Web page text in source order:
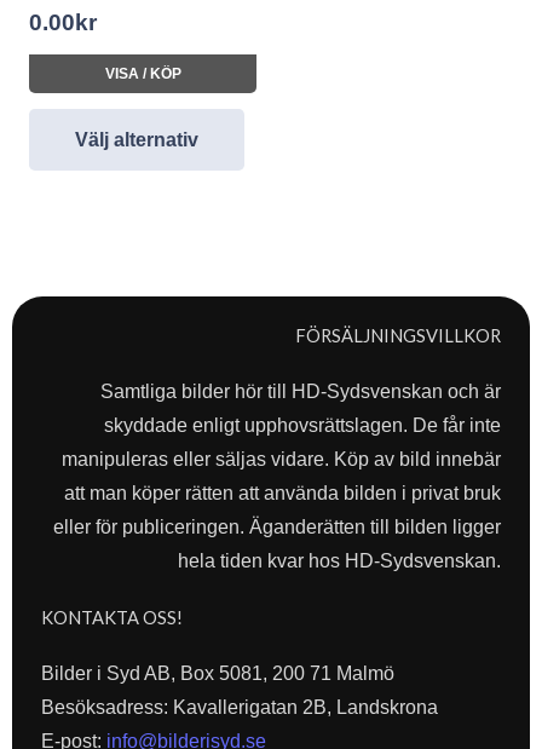
0.00 kr
VISA / KÖP
Välj alternativ
FÖRSÄLJNINGSVILLKOR
Samtliga bilder hör till HD-Sydsvenskan och är
skyddade enligt upphovsrättslagen. De får inte
manipuleras eller säljas vidare. Köp av bild innebär
att man köper rätten att använda bilden i privat bruk
eller för publiceringen. Äganderätten till bilden ligger
hela tiden kvar hos HD-Sydsvenskan.
KONTAKTA OSS!
Bilder i Syd AB, Box 5081, 200 71 Malmö
Besöksadress: Kavallerigatan 2B, Landskrona
E-post: info@bilderisyd.se